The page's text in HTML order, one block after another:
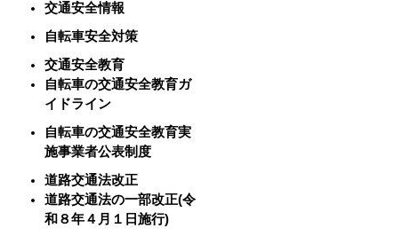
交通安全情報
自転車安全対策
交通安全教育
自転車の交通安全教育ガ
イドライン
自転車の交通安全教育実
施事業者公表制度
道路交通法改正
道路交通法の一部改正(令
和８年４月１日施行)